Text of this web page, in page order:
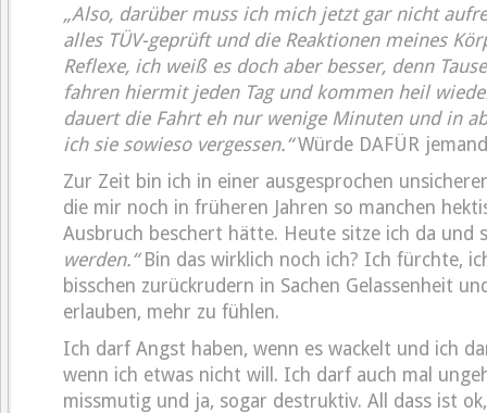
„Also, darüber muss ich mich jetzt gar nicht
alles TÜV-geprüft und die Reaktionen meines
Reflexe, ich weiß es doch aber besser, denn
fahren hiermit jeden Tag und kommen heil
dauert die Fahrt eh nur wenige Minuten und in
ich sie sowieso vergessen.“Würde DAFÜR
Zur Zeit bin ich in einer ausgesprochen
die mir noch in früheren Jahren so manchen
Ausbruch beschert hätte. Heute sitze ich da und
werden.“Bin das wirklich noch ich? Ich fürchte,
bisschen zurückrudern in Sachen Gelassenheit
erlauben, mehr zu fühlen.
Ich darf Angst haben, wenn es wackelt und ich
wenn ich etwas nicht will. Ich darf auch mal
missmutig und ja, sogar destruktiv. All dass ist